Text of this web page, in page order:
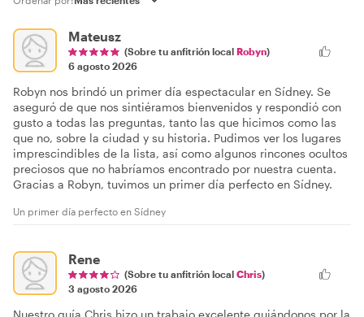
Mateusz
(Sobre tu anfitrión local Robyn)
6 agosto 2026
Robyn nos brindó un primer día espectacular en Sídney. Se
aseguró de que nos sintiéramos bienvenidos y respondió con
gusto a todas las preguntas, tanto las que hicimos como las
que no, sobre la ciudad y su historia. Pudimos ver los lugares
imprescindibles de la lista, así como algunos rincones ocultos
preciosos que no habríamos encontrado por nuestra cuenta.
Gracias a Robyn, tuvimos un primer día perfecto en Sídney.
Un primer día perfecto en Sídney
Rene
(Sobre tu anfitrión local Chris)
3 agosto 2026
Nuestro guía Chris hizo un trabajo excelente guiándonos por la